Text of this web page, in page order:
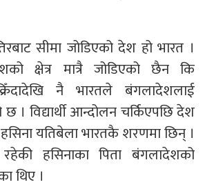
सीमा जोडिएको देश हो भारत ।
क्षेत्र मात्रै जोडिएको छैन कि
नै भारतले बंगलादेशलाई
। विद्यार्थी आन्दोलन चर्किएपछि देश
यतिबेला भारतकै शरणमा छिन् ।
रहेकी हसिनाका पिता बंगलादेशको
थिए ।